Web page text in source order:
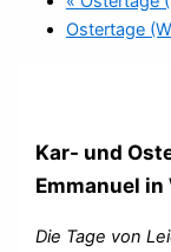
Ostertage
Kar- und
Emmanuel in
Die Tage von